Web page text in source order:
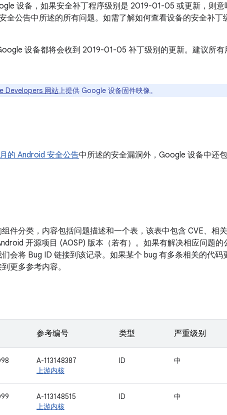
设备，如果安全补丁程序级别是 2019-01-05 或更新，则
全公告中所述的所有问题。如需了解如何查看设备的安全补丁
设备都将会收到 2019-01-05 补丁级别的更新。建议所
Developers 网站上提供 Google 设备固件映像。
的 Android 安全公告中所述的安全漏洞外，Google 设备中还
件分类，内容包括问题描述和一个表，该表中包含 CVE、相
开源项目 (AOSP) 版本（若有）。如果有解决相应问题
会将 Bug ID 链接到该记录。如果某个 bug 有多条相关的代
更多参考内容。
参考编号 类型 严重级别
A-113148387
上游内核
ID 中
A-113148515
上游内核
ID 中